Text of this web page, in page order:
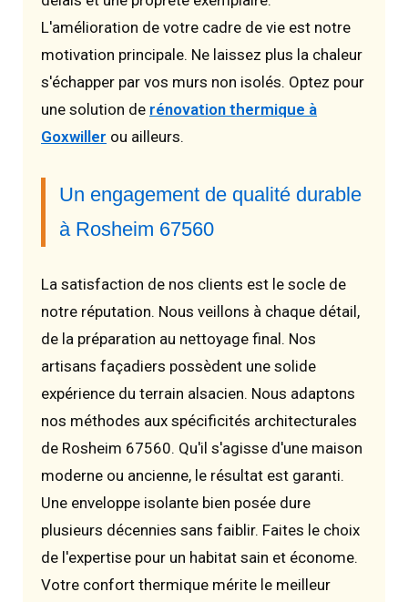
L'amélioration de votre cadre de vie est notre
motivation principale. Ne laissez plus la chaleur
s'échapper par vos murs non isolés. Optez pour
une solution de rénovation thermique à
Goxwiller ou ailleurs.
Un engagement de qualité durable
à Rosheim 67560
La satisfaction de nos clients est le socle de
notre réputation. Nous veillons à chaque détail,
de la préparation au nettoyage final. Nos
artisans façadiers possèdent une solide
expérience du terrain alsacien. Nous adaptons
nos méthodes aux spécificités architecturales
de Rosheim 67560. Qu'il s'agisse d'une maison
moderne ou ancienne, le résultat est garanti.
Une enveloppe isolante bien posée dure
plusieurs décennies sans faiblir. Faites le choix
de l'expertise pour un habitat sain et économe.
Votre confort thermique mérite le meilleur